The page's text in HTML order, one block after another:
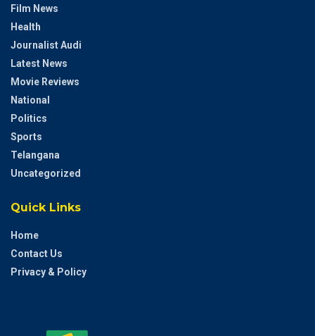
Film News
Health
Journalist Audi
Latest News
Movie Reviews
National
Politics
Sports
Telangana
Uncategorized
Quick Links
Home
Contact Us
Privacy & Policy